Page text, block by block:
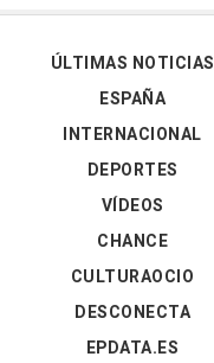
ÚLTIMAS NOTICIAS
ESPAÑA
INTERNACIONAL
DEPORTES
VÍDEOS
CHANCE
CULTURAOCIO
DESCONECTA
EPDATA.ES